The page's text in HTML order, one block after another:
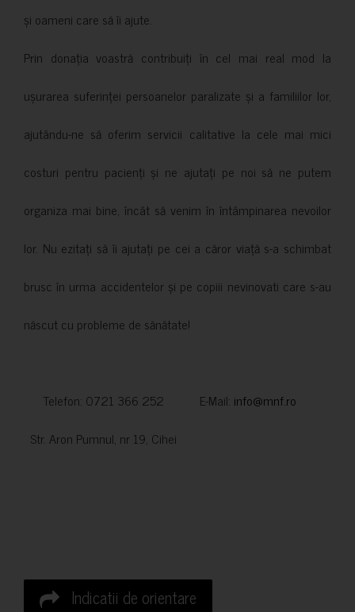
și oameni care să îi ajute.
Prin donația voastră contribuiți în cel mai real mod la
ușurarea suferinței persoanelor paralizate și a familiilor lor,
ajutându-ne să oferim servicii calitative la cele mai mici
costuri pentru pacienți și ne ajutați pe noi să ne putem
organiza mai bine, încât să venim în întâmpinarea nevoilor
lor. Nu ezitați să îi ajutați pe cei a căror viață s-a schimbat
brusc în urma accidentelor și pe copiii nevinovati care s-au
născut cu probleme de sănătate!
Telefon: 0721 366 252 E-Mail: info@mnf.ro
Str. Aron Pumnul, nr 19, Cihei
Indicatii de orientare